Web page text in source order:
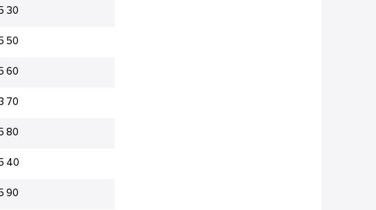
30
50
60
70
80
40
90